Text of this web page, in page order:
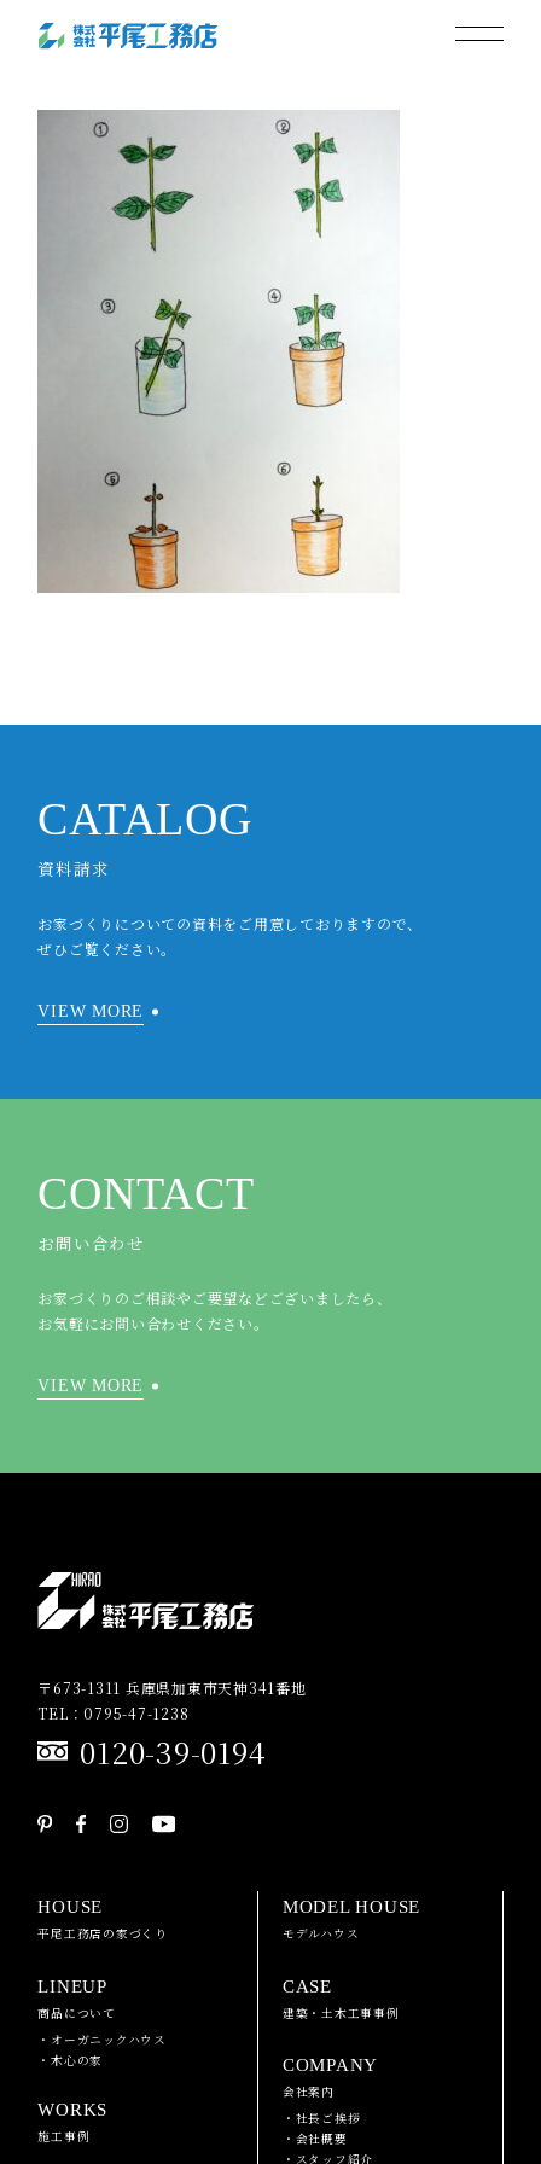
CIMG0793+
CATALOG
資料請求
お家づくりについての資料をご用意しておりますので、
ぜひご覧ください。
VIEW MORE
CONTACT
お問い合わせ
お家づくりのご相談やご要望などございましたら、
お気軽にお問い合わせください。
VIEW MORE
〒673-1311 兵庫県加東市天神341番地
TEL：0795-47-1238
0120-39-0194
HOUSE
平尾工務店の家づくり
LINEUP
商品について
・オーガニックハウス
・木心の家
WORKS
施工事例
MODEL HOUSE
モデルハウス
CASE
建築・土木工事事例
COMPANY
会社案内
・社長ご挨拶
・会社概要
・スタッフ紹介